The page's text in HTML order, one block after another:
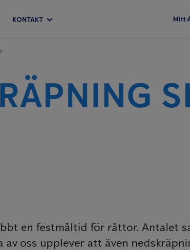
KONTAKT Mitt
en festmåltid för råttor. Antalet
oss upplever att även